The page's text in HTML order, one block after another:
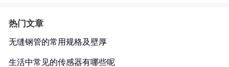
热门文章
无缝钢管的常用规格及壁厚
生活中常见的传感器有哪些呢